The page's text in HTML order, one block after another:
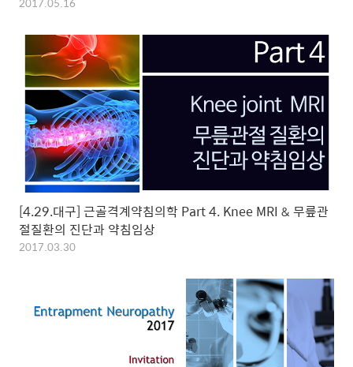
[4.29.대구] 근골격계약침의학 Part 4. Knee MRI & 무릎관
절질환의 진단과 약침임상
2017.03.30